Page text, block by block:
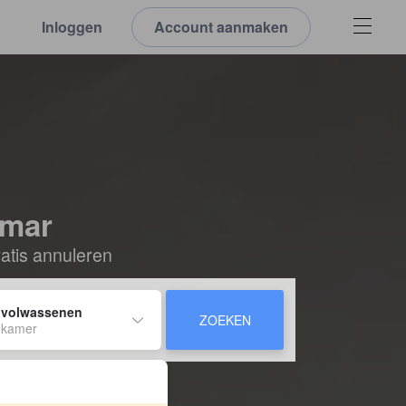
Inloggen Account aanmaken
annuleren
ZOEKEN